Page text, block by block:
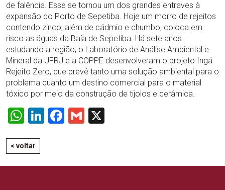
de falência. Esse se tornou um dos grandes entraves à
expansão do Porto de Sepetiba. Hoje um morro de rejeitos
contendo zinco, além de cádmio e chumbo, coloca em
risco as águas da Baía de Sepetiba. Há sete anos
estudando a região, o Laboratório de Análise Ambiental e
Mineral da UFRJ e a COPPE desenvolveram o projeto Ingá
Rejeito Zero, que prevê tanto uma solução ambiental para o
problema quanto um destino comercial para o material
tóxico por meio da construção de tijolos e cerâmica.
WhatsApp
LinkedIn
Facebook
Gmail
< voltar